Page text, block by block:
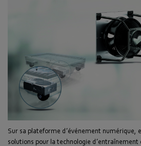
Sur sa plateforme d’événement numérique,
solutions pour la technologie d’entraînement